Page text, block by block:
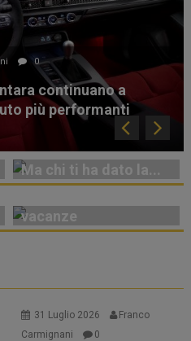
0
continuano a
più performanti
Ma chi ti ha dato la...
vacanze
31 Luglio 2026
Franco
Carmignani
0